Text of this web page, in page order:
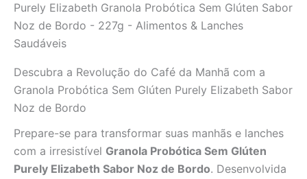
Purely Elizabeth Granola Probótica Sem Glúten Sabor
Noz de Bordo - 227g - Alimentos & Lanches
Saudáveis
Descubra a Revolução do Café da Manhã com a
Granola Probótica Sem Glúten Purely Elizabeth Sabor
Noz de Bordo
Prepare-se para transformar suas manhãs e lanches
com a irresistível Granola Probótica Sem Glúten
Purely Elizabeth Sabor Noz de Bordo. Desenvolvida